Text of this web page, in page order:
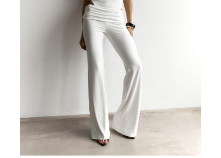
Интернет-магазин:
Екатеринбург, Шевченко 9 по
предварительной записи.
Офлайн-магазин: